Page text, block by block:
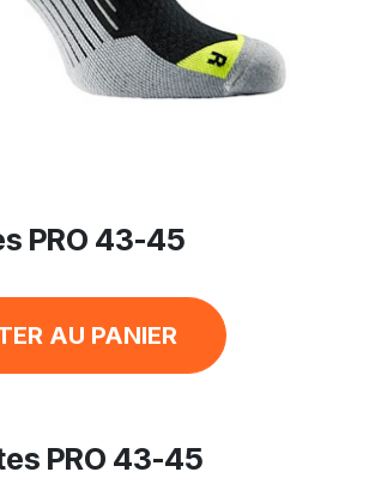
PRO 43-45
AU PANIER
PRO 43-45